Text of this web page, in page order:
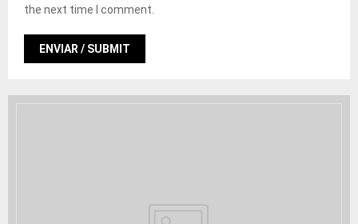
the next time I comment.